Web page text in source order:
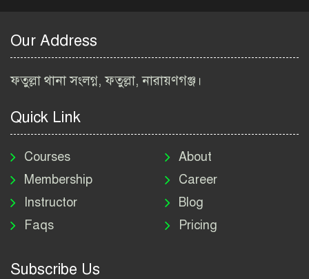
২০২৬ | BIWTA Job Circular
মাদকদ্রব্য নিয়ন্ত্রণ অধিদপ্তর
নিয়োগ বিজ্ঞপ্তি ২০২৬ | DNC
Job Circular 2026
পাসপোর্ট করতে কি কি লাগে
২০২৬ | ই-পাসপোর্ট আবেদন ও
Our Address
ফতুল্লা থানা সংলগ্ন, ফতুল্লা, নারায়ণগঞ্জ।
Quick Link
Courses
Membership
Instructor
Faqs
About
Career
Blog
Pricing
Subscribe Us